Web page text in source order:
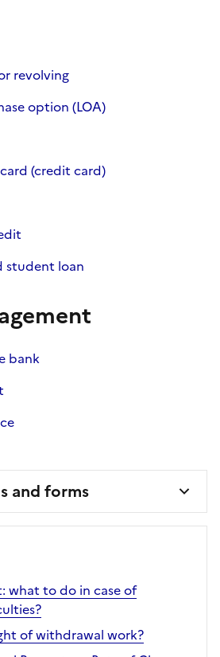
revolving
option (LOA)
(credit card)
student loan
bank
and forms
what to do in case of
of withdrawal work?